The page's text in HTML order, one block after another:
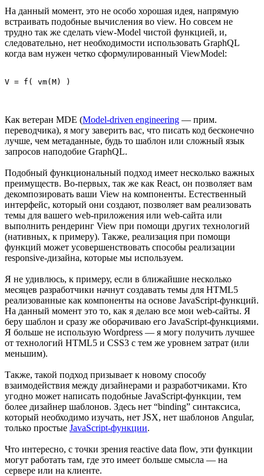
На данный момент, это не особо хорошая идея, напрямую
встраивать подобные вычисления во view. Но совсем не
трудно так же сделать view-Model чистой функцией, и,
следовательно, нет необходимости использовать GraphQL
когда вам нужен четко сформулированный ViewModel:
Как ветеран MDE (Model-driven engineering — прим.
переводчика), я могу заверить вас, что писать код бесконечно
лучше, чем метаданные, будь то шаблон или сложный язык
запросов наподобие GraphQL.
Подобный функциональный подход имеет несколько важных
преимуществ. Во-первых, так же как React, он позволяет вам
декомпозировать ваши View на компоненты. Естественный
интерфейс, который они создают, позволяет вам реализовать
темы для вашего web-приложения или web-сайта или
выполнить рендеринг View при помощи других технологий
(нативных, к примеру). Также, реализация при помощи
функций может усовершенствовать способы реализации
responsive-дизайна, которые мы используем.
Я не удивлюсь, к примеру, если в ближайшие несколько
месяцев разработчики начнут создавать темы для HTML5
реализованные как компоненты на основе JavaScript-функций.
На данный момент это то, как я делаю все мои web-сайты. Я
беру шаблон и сразу же оборачиваю его JavaScript-функциями.
Я больше не использую Wordpress — я могу получить лучшее
от технологий HTML5 и CSS3 с тем же уровнем затрат (или
меньшим).
Также, такой подход призывает к новому способу
взаимодействия между дизайнерами и разработчиками. Кто
угодно может написать подобные JavaScript-функции, тем
более дизайнер шаблонов. Здесь нет “binding” синтаксиса,
который необходимо изучать, нет JSX, нет шаблонов Angular,
только простые JavaScript-функции.
Что интересно, с точки зрения reactive data flow, эти функции
могут работать там, где это имеет больше смысла — на
сервере или на клиенте.